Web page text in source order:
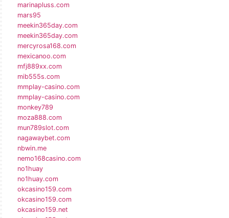
marinapluss.com
mars95
meekin365day.com
meekin365day.com
mercyrosa168.com
mexicanoo.com
mfj889xx.com
mib555s.com
mmplay-casino.com
mmplay-casino.com
monkey789
moza888.com
mun789slot.com
nagawaybet.com
nbwin.me
nemo168casino.com
no1huay
no1huay.com
okcasino159.com
okcasino159.com
okcasino159.net